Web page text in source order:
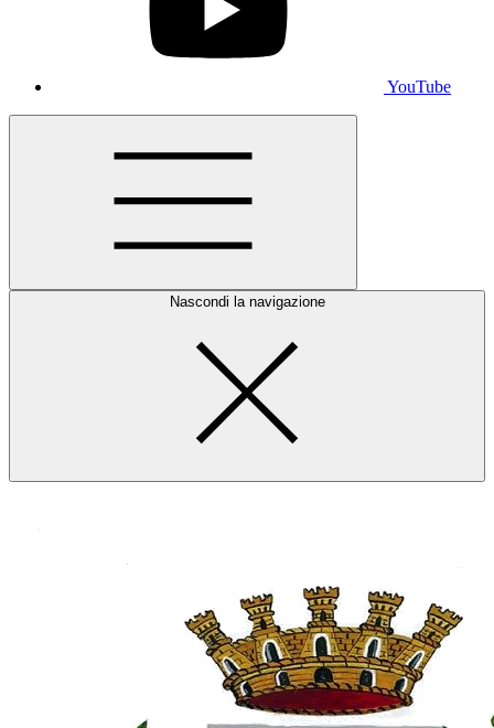
YouTube
Nascondi la navigazione